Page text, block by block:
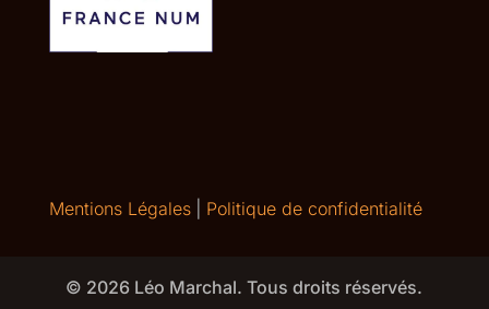
Mentions Légales| Politique de confidentialité
© 2026 Léo Marchal. Tous droits réservés.